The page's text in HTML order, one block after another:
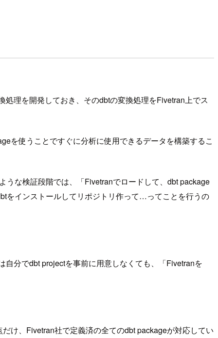
理を開発しておき、そのdbtの変換処理をFivetran上でス
を使うことですぐに分析に使用できるデータを構築するこ
うな検証段階では、「Fivetranでロードして、dbt package
をインストールしてリポジトリ作って…ってことを行うの
分でdbt projectを事前に用意しなくても、「Fivetranを
け、Fivetran社で定義済の全てのdbt packageが対応してい